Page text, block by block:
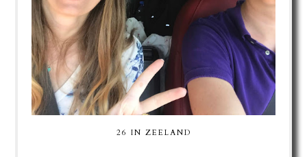
26 IN ZEELAND